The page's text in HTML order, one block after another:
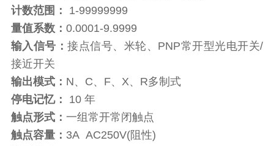
计数范围：
1-99999999
量值系数： 0.0001-9.9999
输入信号：接点信号、米轮、PNP常开型光电开关/
接近开关
输出模式： N、C、F、X、R多制式
停电记忆：
10 年
触点形式： 一组常开常闭触点
触点容量： 3A AC250V(阻性)